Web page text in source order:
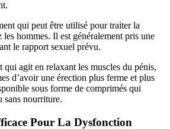
qui peut être utilisé pour traiter la
hommes. Il est généralement pris une
le rapport sexuel prévu.
qui agit en relaxant les muscles du pénis,
d’avoir une érection plus ferme et plus
sous forme de comprimés qui
sans nourriture.
Pour La Dysfonction